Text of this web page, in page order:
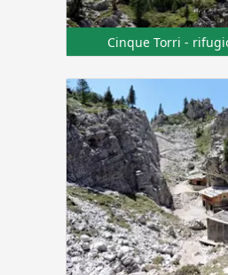
Cinque Torri -